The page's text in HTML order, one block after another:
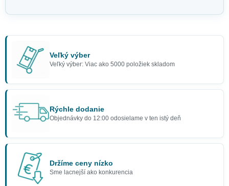
Veľký výber
Veľký výber: Viac ako 5000 položiek skladom
Rýchle dodanie
Objednávky do 12:00 odosielame v ten istý deň
Držíme ceny nízko
Sme lacnejší ako konkurencia